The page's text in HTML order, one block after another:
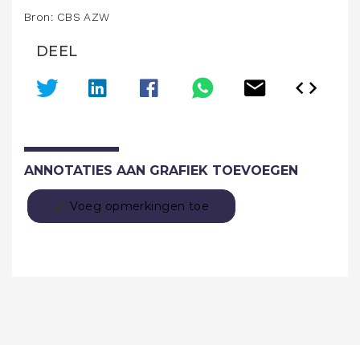
Bron: CBS AZW
DEEL
ANNOTATIES AAN GRAFIEK TOEVOEGEN
Voeg opmerkingen toe